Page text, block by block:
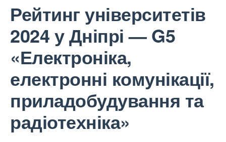
Рейтинг університетів
2024 у Дніпрі — G5
«Електроніка,
електронні комунікації,
приладобудування та
радіотехніка»